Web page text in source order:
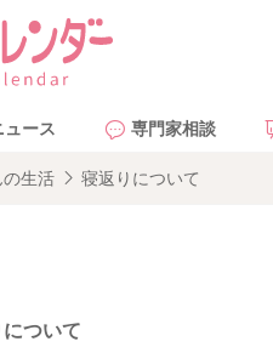
ュース 専門家相談
生活 寝返りについて
ついて